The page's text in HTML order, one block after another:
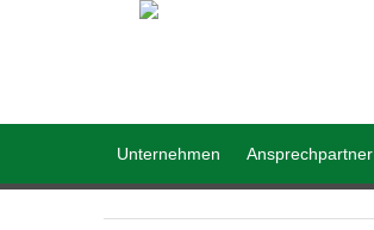
Unternehmen Ansprechpartner